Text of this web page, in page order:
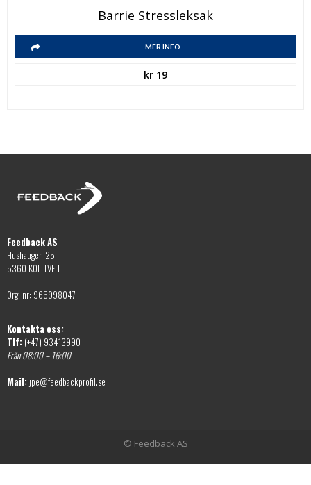
Barrie Stressleksak
MER INFO
kr 19
Feedback AS
Hushaugen 25
5360 KOLLTVEIT
Org. nr: 965998047
Kontakta oss:
Tlf: (+47) 93413990
Från 08:00 – 16:00
Mail: jpe@feedbackprofil.se
© Feedback AS